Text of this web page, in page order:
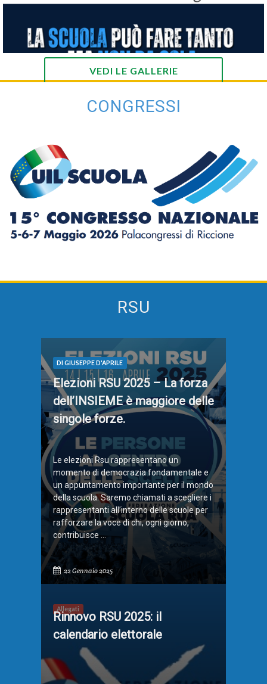
VEDI LE GALLERIE
CONGRESSI
RSU
DI GIUSEPPE D'APRILE
Elezioni RSU 2025 – La forza
dell’INSIEME è maggiore delle
singole forze.
Le elezioni Rsu rappresentano un
momento di democrazia fondamentale e
un appuntamento importante per il mondo
della scuola. Saremo chiamati a scegliere i
rappresentanti all’interno delle scuole per
rafforzare la voce di chi, ogni giorno,
contribuisce ...
22 Gennaio 2025
Rinnovo RSU 2025: il
calendario elettorale
Allegati